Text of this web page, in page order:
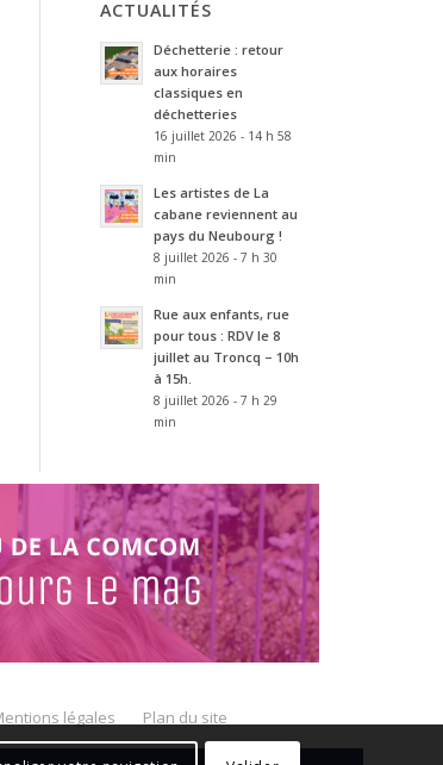
ACTUALITÉS
Déchetterie : retour
aux horaires
classiques en
déchetteries
16 juillet 2026 - 14 h 58
min
Les artistes de La
cabane reviennent au
pays du Neubourg !
8 juillet 2026 - 7 h 30
min
Rue aux enfants, rue
pour tous : RDV le 8
juillet au Troncq – 10h
à 15h.
8 juillet 2026 - 7 h 29
min
légales Plan du site